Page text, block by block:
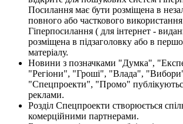
Посилання має бути розміщена в
повного або часткового використання
Гіперпосилання ( для інтернет -
розміщена в підзаголовку або в
матеріалу.
Новини з позначками "Думка",
"Регіони", "Гроші", "Влада",
"Спецпроекти", "Промо"
реклами.
Розділ Спецпроекти створюється
комерційними партнерами.